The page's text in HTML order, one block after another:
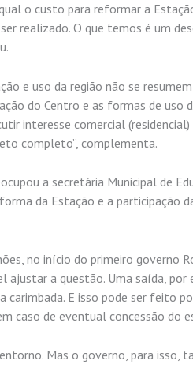
o custo para reformar a
realizado. O que temos é um
e uso da região não se
do Centro e as formas de uso
interesse comercial
completo”, complementa.
a secretária Municipal de
da Estação e a
no início do primeiro governo
ajustar a questão. Uma saída,
E isso pode ser feito
caso de eventual concessão do
Mas o governo, para isso,